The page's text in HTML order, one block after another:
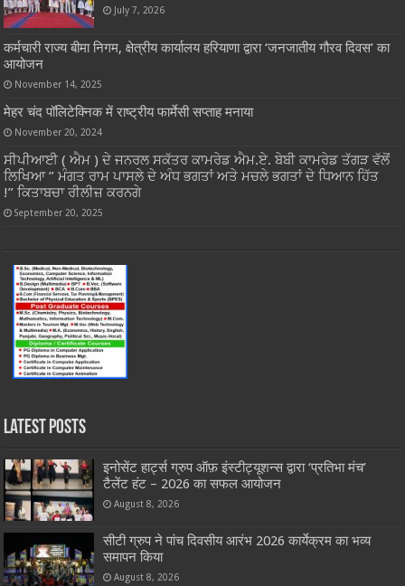
July 7, 2026
कर्मचारी राज्य बीमा निगम, क्षेत्रीय कार्यालय हरियाणा द्वारा ‘जनजातीय गौरव दिवस’ का
आयोजन
November 14, 2025
मेहर चंद पॉलिटेक्निक में राष्ट्रीय फार्मेसी सप्ताह मनाया
November 20, 2024
ਸੀਪੀਆਈ ( ਐਮ ) ਦੇ ਜਨਰਲ ਸਕੱਤਰ ਕਾਮਰੇਡ ਐਮ.ਏ. ਬੇਬੀ ਕਾਮਰੇਡ ਤੱਗੜ ਵੱਲੋਂ
ਲਿਖਿਆ ” ਮੰਗਤ ਰਾਮ ਪਾਸਲੇ ਦੇ ਅੰਧ ਭਗਤਾਂ ਅਤੇ ਮਚਲੇ ਭਗਤਾਂ ਦੇ ਧਿਆਨ ਹਿੱਤ
!” ਕਿਤਾਬਚਾ ਰੀਲੀਜ਼ ਕਰਨਗੇ
September 20, 2025
Latest Posts
इनोसेंट हार्ट्स ग्रुप ऑफ़ इंस्टीट्यूशन्स द्वारा ‘प्रतिभा मंच’
टैलेंट हंट – 2026 का सफल आयोजन
August 8, 2026
सीटी ग्रुप ने पांच दिवसीय आरंभ 2026 कार्येक्रम का भव्य
समापन किया
August 8, 2026